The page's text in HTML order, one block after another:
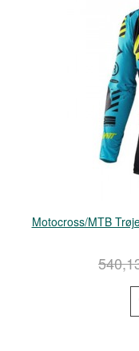
Motocross/MTB